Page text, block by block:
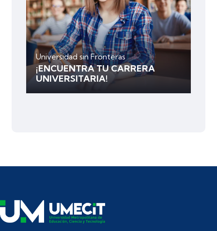
Universidad sin Fronteras
¡ENCUENTRA TU CARRERA
UNIVERSITARIA!